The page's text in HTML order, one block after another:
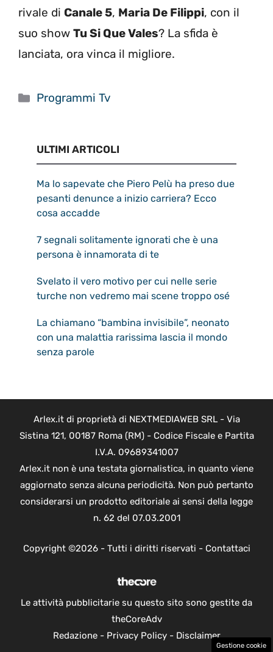
rivale di Canale 5, Maria De Filippi, con il
suo show Tu Si Que Vales? La sfida è
lanciata, ora vinca il migliore.
Categorie
Programmi Tv
ULTIMI ARTICOLI
Ma lo sapevate che Piero Pelù ha preso due
pesanti denunce a inizio carriera? Ecco
cosa accadde
7 segnali solitamente ignorati che è una
persona è innamorata di te
Svelato il vero motivo per cui nelle serie
turche non vedremo mai scene troppo osé
La chiamano “bambina invisibile”, neonato
con una malattia rarissima lascia il mondo
senza parole
Arlex.it di proprietà di NEXTMEDIAWEB SRL - Via
Sistina 121, 00187 Roma (RM) - Codice Fiscale e Partita
I.V.A. 09689341007
Arlex.it non è una testata giornalistica, in quanto viene
aggiornato senza alcuna periodicità. Non può pertanto
considerarsi un prodotto editoriale ai sensi della legge
n. 62 del 07.03.2001
Copyright ©2026 - Tutti i diritti riservati - Contattaci
Le attività pubblicitarie su questo sito sono gestite da
theCoreAdv
Redazione- Privacy Policy- Disclaimer
Gestione cookie